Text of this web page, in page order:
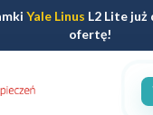
Yale Linus L2 Lite już
ofertę!